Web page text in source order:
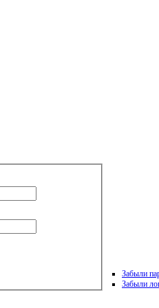
Забыли
Забыли